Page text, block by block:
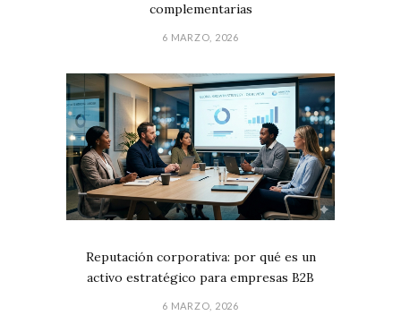
complementarias
6 MARZO, 2026
Reputación corporativa: por qué es un
activo estratégico para empresas B2B
6 MARZO, 2026